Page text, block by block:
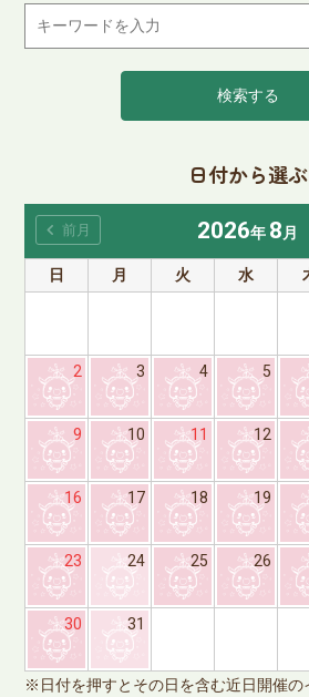
日付から選ぶ
2026年8月
日
月 火 水
2 3 4 5
9 10 11 12
16 17 18 19
23 24 25 26
30 31
※日付を押すとその日を含む近日開催
chevron_left 前月
検索する